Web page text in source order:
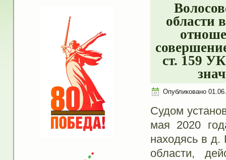
области
ст. 159
Опубликовано
Судом
мая 2020
находясь в д.
области,